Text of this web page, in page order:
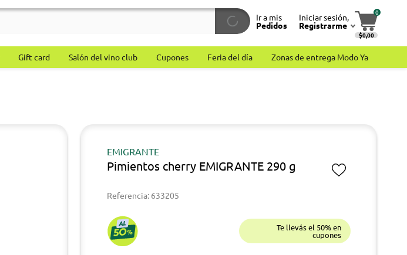
Ir a mis
Pedidos
Iniciar sesión,
Registrarme
0
$0,00
Gift card Salón del vino club Cupones Feria del día Zonas de entrega Modo Ya
EMIGRANTE
Pimientos cherry EMIGRANTE 290 g
Referencia: 633205
Te llevás el 50% en
cupones